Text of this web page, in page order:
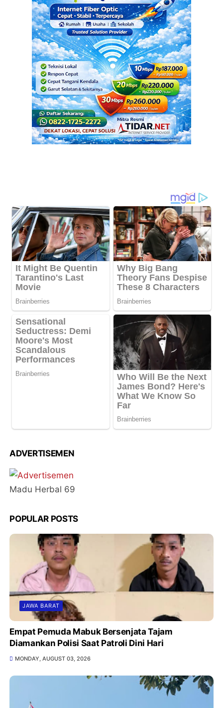
ADVERTISEMEN
Madu Herbal 69
POPULAR POSTS
JAWA BARAT
Empat Pemuda Mabuk Bersenjata Tajam
Diamankan Polisi Saat Patroli Dini Hari
MONDAY, AUGUST 03, 2026